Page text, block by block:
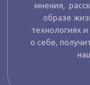
мнения,
образе
технологиях
о себе,